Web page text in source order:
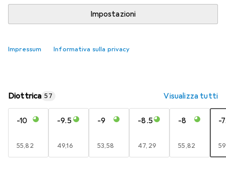
Impostazioni
Impressum Informativa sulla privacy
Aggiungi al carrello
Diottrica 57 Visualizza tutti
-10
EUR
55,82
-9.5
EUR
49,16
-9
EUR
53,58
-8.5
EUR
47,29
-8
EUR
55,82
-